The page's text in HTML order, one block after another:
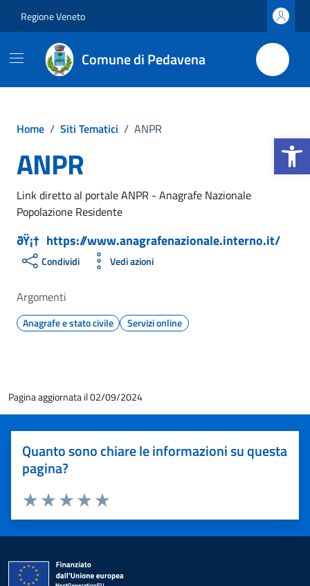
Regione Veneto
Comune di Pedavena
Home / Siti Tematici / ANPR
ANPR
Link diretto al portale ANPR - Anagrafe Nazionale
Popolazione Residente
https://www.anagrafenazionale.interno.it/
Condividi Vedi azioni
Argomenti
Anagrafe e stato civile Servizi online
Pagina aggiornata il 02/09/2024
Quanto sono chiare le informazioni su questa
pagina?
Valuta 5 stelle su 5
Valuta 4 stelle su 5
Valuta 3 stelle su 5
Valuta 2 stelle su 5
Valuta 1 stelle su 5
Apri la